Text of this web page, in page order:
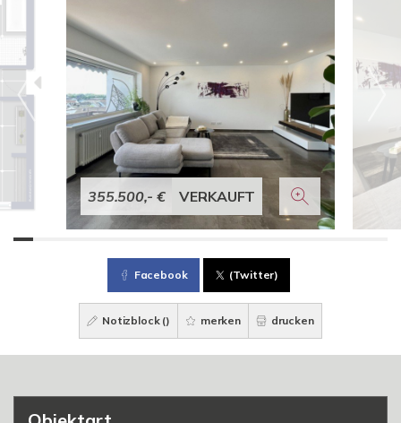
355.500,- € VERKAUFT
Facebook (Twitter)
Notizblock () merken drucken